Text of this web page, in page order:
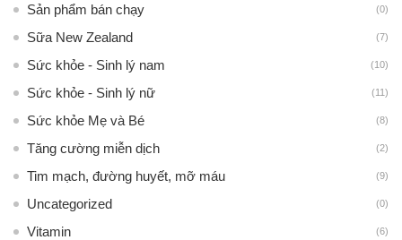
Sản phẩm bán chạy (0)
Sữa New Zealand (7)
Sức khỏe - Sinh lý nam (10)
Sức khỏe - Sinh lý nữ (11)
Sức khỏe Mẹ và Bé (8)
Tăng cường miễn dịch (2)
Tim mạch, đường huyết, mỡ máu (9)
Uncategorized (0)
Vitamin (6)